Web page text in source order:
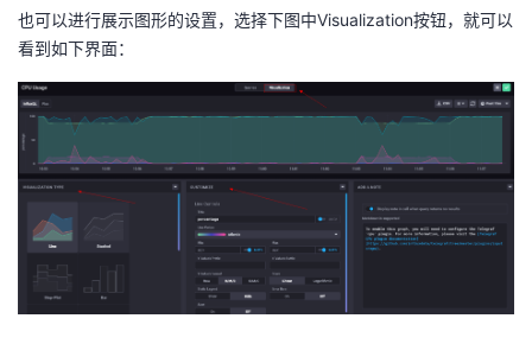
也可以进行展示图形的设置，选择下图中Visualization按钮，就可以
看到如下界面：